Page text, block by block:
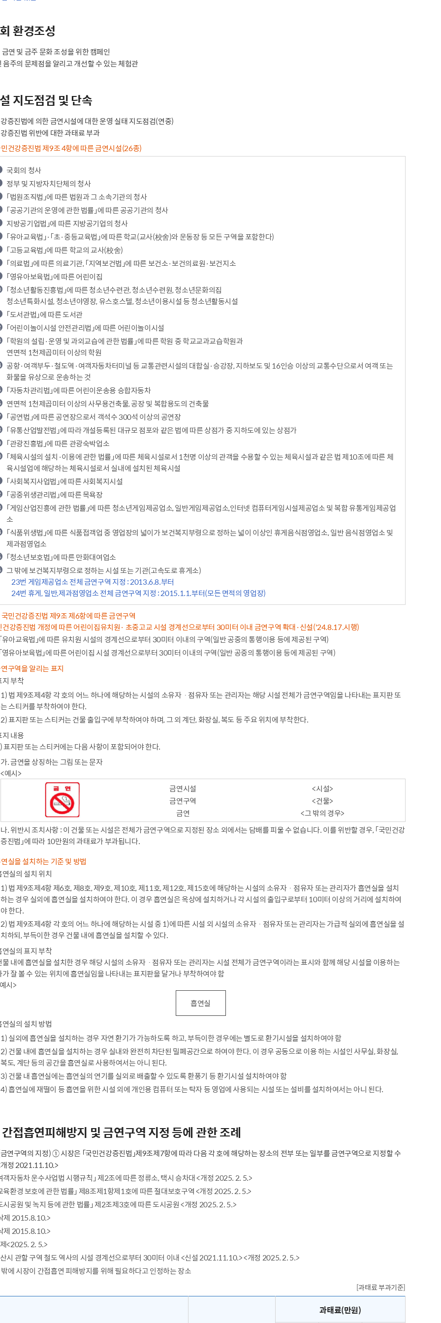
환경조성
연 및 금주 문화 조성을 위한 캠페인
음주의 문제점을 알리고 개선할 수 있는 체험관
지도점검 및 단속
증진법에 의한 금연시설에 대한 운영 실태 지도점검(연중)
증진법 위반에 대한 과태료 부과
건강증진법 제9조 4항에 따른 금연시설(26종)
국회의 청사
정부 및 지방자치단체의 청사
「법원조직법」에 따른 법원과 그 소속기관의 청사
「공공기관의 운영에 관한 법률」에 따른 공공기관의 청사
지방공기업법」에 따른 지방공기업의 청사
「유아교육법」·「초·중등교육법」에 따른 학교(교사(校舍)와 운동장 등 모든 구역을 포함한다)
「고등교육법」에 따른 학교의 교사(校舍)
「의료법」에 따른 의료기관, 「지역보건법」에 따른 보건소·보건의료원·보건지소
「영유아보육법」에 따른 어린이집
「청소년활동진흥법」에 따른 청소년수련관, 청소년수련원, 청소년문화의집
청소년특화시설, 청소년야영장, 유스호스텔, 청소년이용시설 등 청소년활동시설
「도서관법」에 따른 도서관
「어린이놀이시설 안전관리법」에 따른 어린이놀이시설
「학원의 설립·운영 및 과외교습에 관한 법률」에 따른 학원 중 학교교과교습학원과
연면적 1천제곱미터 이상의 학원
공항·여객부두·철도역·여객자동차터미널 등 교통관련시설의 대합실·승강장, 지하보도 및 16인승 이상의 교통수단으로서 여객 또는
화물을 유상으로 운송하는 것
「자동차관리법」에 따른 어린이운송용 승합자동차
연면적 1천제곱미터 이상의 사무용건축물, 공장 및 복합용도의 건축물
「공연법」에 따른 공연장으로서 객석수 300석 이상의 공연장
「유통산업발전법」에 따라 개설등록된 대규모 점포와 같은 법에 따른 상점가 중 지하도에 있는 상점가
「관광진흥법」에 따른 관광숙박업소
「체육시설의 설치·이용에 관한 법률」에 따른 체육시설로서 1천명 이상의 관객을 수용할 수 있는 체육시설과 같은 법 제10조에 따른 체
육시설업에 해당하는 체육시설로서 실내에 설치된 체육시설
「사회복지사업법」에 따른 사회복지시설
「공중위생관리법」에 따른 목욕장
「게임산업진흥에 관한 법률」에 따른 청소년게임제공업소, 일반게임제공업소,인터넷 컴퓨터게임시설제공업소 및 복합 유통게임제공업
소
「식품위생법」에 따른 식품접객업 중 영업장의 넓이가 보건복지부령으로 정하는 넓이 이상인 휴게음식점영업소, 일반 음식점영업소 및
제과점영업소
「청소년보호법」에 따른 만화대여업소
그 밖에 보건복지부령으로 정하는 시설 또는 기관(고속도로 휴게소)
23번 게임제공업소 전체 금연구역 지정 : 2013.6.8.부터
24번 휴게, 일반,제과점영업소 전체 금연구역 지정 : 2015.1.1.부터(모든 면적의 영업장)
민건강증진법 제9조 제6항에 따른 금연구역
강증진법 개정에 따른 어린이집유치원· 초중고교 시설 경계선으로부터 30미터 이내 금연구역 확대·신설('24.8.17.시행)
유아교육법」에 따른 유치원 시설의 경계선으로부터 30미터 이내의 구역(일반 공중의 통행이용 등에 제공된 구역)
영유아보육법」에 따른 어린이집 시설 경계선으로부터 30미터 이내의 구역(일반 공중의 통행이용 등에 제공된 구역)
구역을 알리는 표지
지 부착
1) 법 제9조제4항 각 호의 어느 하나에 해당하는 시설의 소유자ㆍ점유자 또는 관리자는 해당 시설 전체가 금연구역임을 나타내는 표지판 또
는 스티커를 부착하여야 한다.
2) 표지판 또는 스티커는 건물 출입구에 부착하여야 하며, 그 외 계단, 화장실, 복도 등 주요 위치에 부착한다.
지 내용
표지판 또는 스티커에는 다음 사항이 포함되어야 한다.
가. 금연을 상징하는 그림 또는 문자
<예시>
금연시설
<시설>
금연구역
<건물>
금연
<그 밖의 경우>
나. 위반시 조치사항 : 이 건물 또는 시설은 전체가 금연구역으로 지정된 장소 외에서는 담배를 피울 수 없습니다. 이를 위반할 경우, 「국민건강
증진법」에 따라 10만원의 과태료가 부과됩니다.
실을 설치하는 기준 및 방법
연실의 설치 위치
1) 법 제9조제4항 제6호, 제8호, 제9호, 제10호, 제11호, 제12호, 제15호에 해당하는 시설의 소유자ㆍ점유자 또는 관리자가 흡연실을 설치
하는 경우 실외에 흡연실을 설치하여야 한다. 이 경우 흡연실은 옥상에 설치하거나 각 시설의 출입구로부터 10미터 이상의 거리에 설치하여
야 한다.
2) 법 제9조제4항 각 호의 어느 하나에 해당하는 시설 중 1)에 따른 시설 외 시설의 소유자ㆍ점유자 또는 관리자는 가급적 실외에 흡연실을 설
치하되, 부득이한 경우 건물 내에 흡연실을 설치할 수 있다.
연실의 표지 부착
물 내에 흡연실을 설치한 경우 해당 시설의 소유자ㆍ점유자 또는 관리자는 시설 전체가 금연구역이라는 표시와 함께 해당 시설을 이용하는
가 잘 볼 수 있는 위치에 흡연실임을 나타내는 표지판을 달거나 부착하여야 함
시>
흡연실
연실의 설치 방법
1) 실외에 흡연실을 설치하는 경우 자연 환기가 가능하도록 하고, 부득이한 경우에는 별도로 환기시설을 설치하여야 함
2) 건물 내에 흡연실을 설치하는 경우 실내와 완전히 차단된 밀폐공간으로 하여야 한다. 이 경우 공동으로 이용 하는 시설인 사무실, 화장실,
복도, 계단 등의 공간을 흡연실로 사용하여서는 아니 된다.
3) 건물 내 흡연실에는 흡연실의 연기를 실외로 배출할 수 있도록 환풍기 등 환기시설 설치하여야 함
4) 흡연실에 재떨이 등 흡연을 위한 시설 외에 개인용 컴퓨터 또는 탁자 등 영업에 사용되는 시설 또는 설비를 설치하여서는 아니 된다.
접흡연피해방지 및 금연구역 지정 등에 관한 조례
연구역의 지정) ① 시장은 「국민건강증진법」제9조제7항에 따라 다음 각 호에 해당하는 장소의 전부 또는 일부를 금연구역으로 지정할 수
정 2021.11.10.>
객자동차 운수사업법 시행규칙」 제2조에 따른 정류소, 택시 승차대 <개정 2025. 2. 5.>
육환경 보호에 관한 법률」 제8조제1항제1호에 따른 절대보호구역 <개정 2025. 2. 5.>
시공원 및 녹지 등에 관한 법률」 제2조제3호에 따른 도시공원 <개정 2025. 2. 5.>
제 2015.8.10.>
제 2015.8.10.>
<2025. 2. 5.>
시 관할 구역 철도 역사의 시설 경계선으로부터 30미터 이내 <신설 2021.11.10.> <개정 2025. 2. 5.>
에 시장이 간접흡연 피해방지를 위해 필요하다고 인정하는 장소
[과태료 부과기준]
과태료(만원)